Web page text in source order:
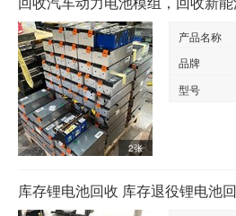
2张
产品名称
品牌
型号
库存锂电池回收 库存退役锂电池